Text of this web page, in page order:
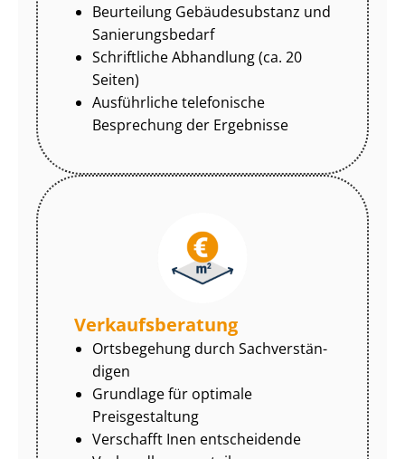
Beurteilung Gebäudesubstanz und
Sa­nie­rungs­be­darf
Schriftliche Abhandlung (ca. 20
Seiten)
Ausführliche telefonische
Besprechung der Ergebnisse
Ver­kaufs­be­ra­tung
Ortsbegehung durch Sach­ver­stän­
di­gen
Grundlage für optimale
Preisgestaltung
Verschafft Inen entscheidende